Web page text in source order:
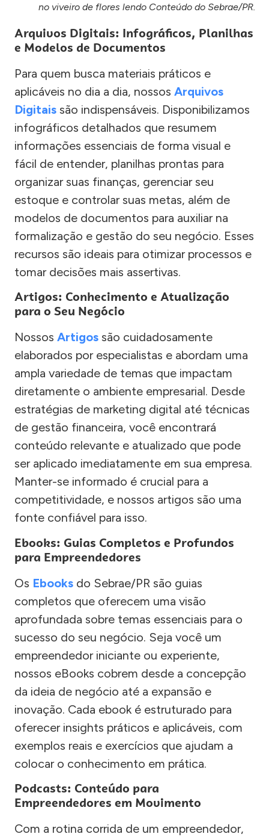
no viveiro de flores lendo Conteúdo do Sebrae/PR.
Arquivos Digitais: Infográficos, Planilhas
e Modelos de Documentos
Para quem busca materiais práticos e
aplicáveis no dia a dia, nossos Arquivos
Digitais são indispensáveis. Disponibilizamos
infográficos detalhados que resumem
informações essenciais de forma visual e
fácil de entender, planilhas prontas para
organizar suas finanças, gerenciar seu
estoque e controlar suas metas, além de
modelos de documentos para auxiliar na
formalização e gestão do seu negócio. Esses
recursos são ideais para otimizar processos e
tomar decisões mais assertivas.
Artigos: Conhecimento e Atualização
para o Seu Negócio
Nossos Artigos são cuidadosamente
elaborados por especialistas e abordam uma
ampla variedade de temas que impactam
diretamente o ambiente empresarial. Desde
estratégias de marketing digital até técnicas
de gestão financeira, você encontrará
conteúdo relevante e atualizado que pode
ser aplicado imediatamente em sua empresa.
Manter-se informado é crucial para a
competitividade, e nossos artigos são uma
fonte confiável para isso.
Ebooks: Guias Completos e Profundos
para Empreendedores
Os Ebooks do Sebrae/PR são guias
completos que oferecem uma visão
aprofundada sobre temas essenciais para o
sucesso do seu negócio. Seja você um
empreendedor iniciante ou experiente,
nossos eBooks cobrem desde a concepção
da ideia de negócio até a expansão e
inovação. Cada ebook é estruturado para
oferecer insights práticos e aplicáveis, com
exemplos reais e exercícios que ajudam a
colocar o conhecimento em prática.
Podcasts: Conteúdo para
Empreendedores em Movimento
Com a rotina corrida de um empreendedor,